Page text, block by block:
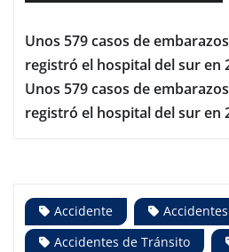
Unos 579 casos de
registró el hospital del sur en
Unos 579 casos de
registró el hospital del sur en
Accidente
Accidentes de Tránsito